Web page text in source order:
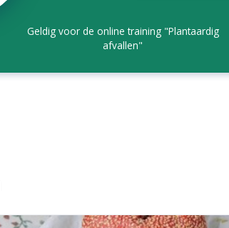
Geldig voor de online training "Plantaardig
afvallen"